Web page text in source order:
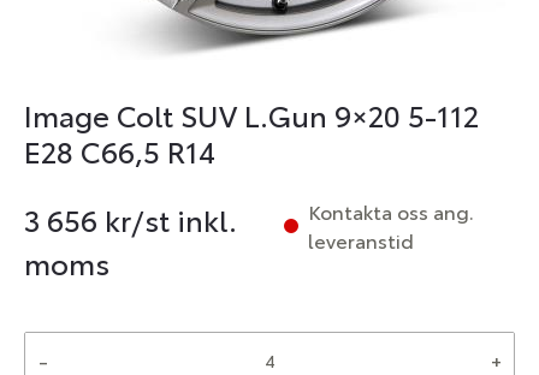
Image Colt SUV L.Gun 9×20 5-112
E28 C66,5 R14
3 656 kr/st inkl.
moms
Kontakta oss ang.
leveranstid
- +